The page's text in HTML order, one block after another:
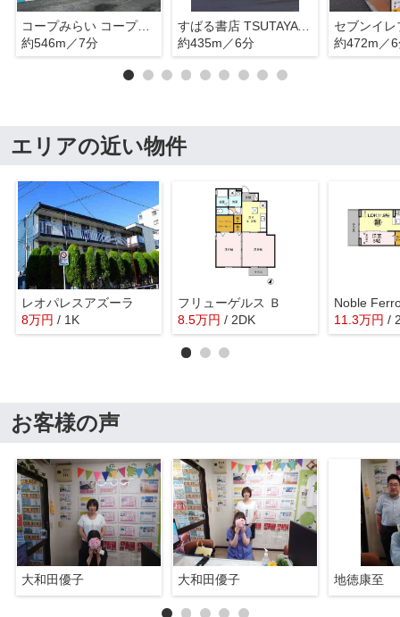
コープみらい コープ東深井店
約546m／7分
すばる書店 TSUTAYA 流山店
約435m／6分
約472m／
エリアの近い物件
レオパレスアズーラ
8万円 / 1K
フリューゲルス Ｂ
8.5万円 / 2DK
Noble
11.3万円 /
お客様の声
大和田優子 大和田優子 地徳康至